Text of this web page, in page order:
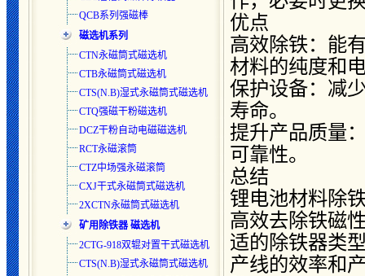
QCB系列强磁棒
磁选机系列
CTN永磁筒式磁选机
CTB永磁筒式磁选机
CTS(N.B)湿式永磁筒式磁选机
CTQ强磁干粉磁选机
DCZ干粉自动电磁磁选机
RCT永磁滚筒
CTZ中场强永磁滚筒
CXJ干式永磁筒式磁选机
2XCTN永磁筒式磁选机
矿用除铁器 磁选机
2CTG-918双辊对置干式磁选机
CTS(N.B)湿式永磁筒式磁选机
优点
高效除铁：能
材料的纯度和
保护设备：减
寿命。
提升产品质量
可靠性。
总结
锂电池材料除
高效去除铁磁
适的除铁器类
产线的效率和